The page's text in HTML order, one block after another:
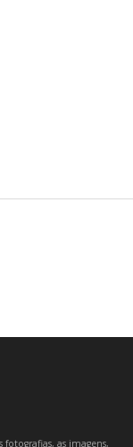
as imagens,